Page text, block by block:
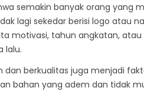
semakin banyak orang yang
lagi sekedar berisi logo atau
motivasi, tahun angkatan,
lalu.
dan berkualitas juga menjadi
bahan yang adem dan tidak